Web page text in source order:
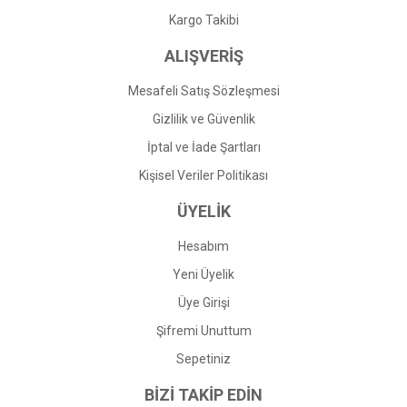
Gönder
Kargo Takibi
ALIŞVERİŞ
Mesafeli Satış Sözleşmesi
Gizlilik ve Güvenlik
İptal ve İade Şartları
Kişisel Veriler Politikası
ÜYELİK
Hesabım
Yeni Üyelik
Üye Girişi
Şifremi Unuttum
Sepetiniz
BİZİ TAKİP EDİN